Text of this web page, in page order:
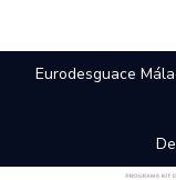
Eurodesguace